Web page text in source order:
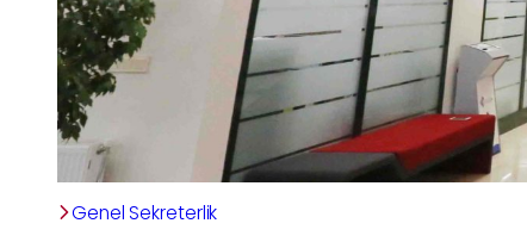
Genel Sekreterlik